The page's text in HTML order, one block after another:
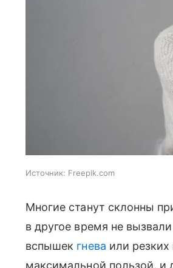
Источник: Freepik.com
Многие станут склонны
в другое время не
вспышек гнева или
максимальной пользой, и